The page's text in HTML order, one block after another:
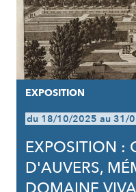
EXPOSITION
du 18/10/2025 au 31/
EXPOSITION :
D'AUVERS,